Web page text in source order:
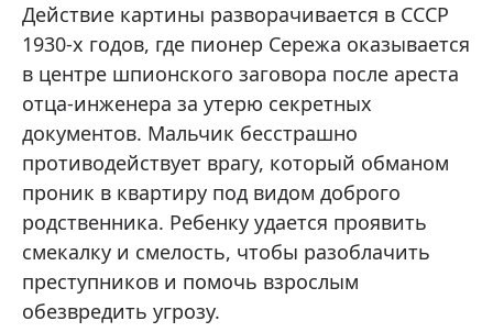
Действие картины разворачивается в СССР
1930-х годов, где пионер Сережа оказывается
в центре шпионского заговора после ареста
отца-инженера за утерю секретных
документов. Мальчик бесстрашно
противодействует врагу, который обманом
проник в квартиру под видом доброго
родственника. Ребенку удается проявить
смекалку и смелость, чтобы разоблачить
преступников и помочь взрослым
обезвредить угрозу.